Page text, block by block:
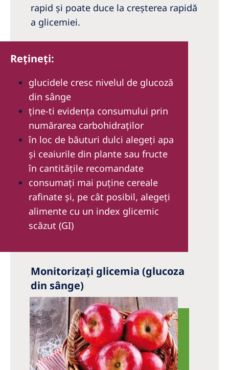
rapid şi poate duce la creşterea rapidă
a glicemiei.
Reţineţi:
glucidele cresc nivelul de glucoză
din sânge
ține-ti evidența consumului prin
numărarea carbohidraţilor
în loc de băuturi dulci alegeţi apa
şi ceaiurile din plante sau fructe
în cantităţile recomandate
consumaţi mai puţine cereale
rafinate şi, pe cât posibil, alegeţi
alimente cu un index glicemic
scăzut (GI)
Monitorizaţi glicemia (glucoza
din sânge)